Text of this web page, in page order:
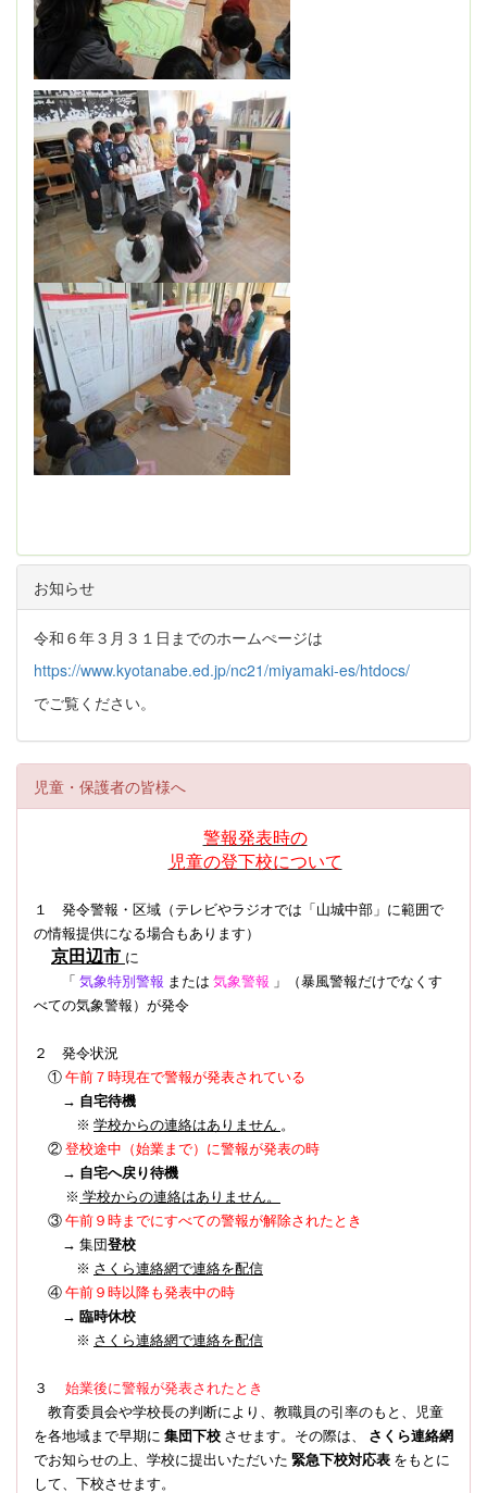
お知らせ
令和６年３月３１日までのホームぺージは
https://www.kyotanabe.ed.jp/nc21/miyamaki-es/htdocs/
でご覧ください。
児童・保護者の皆様へ
警報発表時の
児童の登下校について
１ 発令警報・区域（テレビやラジオでは「山城中部」に範囲で
の情報提供になる場合もあります）
京田辺市 に
「 気象特別警報 または 気象警報 」（暴風警報だけでなくす
べての気象警報） が発令
２ 発令状況
① 午前７時現在で警報が発表されている
→ 自宅待機
※ 学校からの連絡はありません 。
② 登校途中（始業まで）に警報が発表の時
→ 自宅へ戻り待機
※ 学校からの連絡はありません。
③ 午前９時までにすべての警報が解除されたとき
→ 集団登校
※ さくら連絡網で連絡を配信
④ 午前９時以降も発表中の時
→ 臨時休校
※ さくら連絡網で連絡を配信
３ 始業後に警報が発表されたとき
教育委員会や学校長の判断により、教職員の引率のもと、児童
を各地域まで早期に 集団下校 させます。その際は、 さくら連絡網
でお知らせの上、学校に提出いただいた 緊急下校対応表 をもとに
して、下校させます。